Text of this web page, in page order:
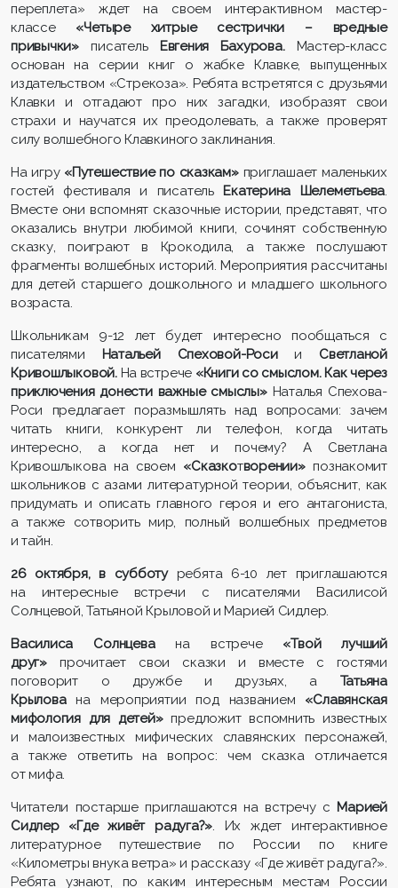
переплета» ждет на своем интерактивном мастер-
классе «Четыре хитрые сестрички – вредные
привычки»писатель Евгения Бахурова. Мастер-класс
основан на серии книг о жабке Клавке, выпущенных
издательством «Стрекоза». Ребята встретятся с друзьями
Клавки и отгадают про них загадки, изобразят свои
страхи и научатся их преодолевать, а также проверят
силу волшебного Клавкиного заклинания.
На игру «Путешествие по сказкам» приглашает маленьких
гостей фестиваля и писатель Екатерина Шелеметьева.
Вместе они вспомнят сказочные истории, представят, что
оказались внутри любимой книги, сочинят собственную
сказку, поиграют в Крокодила, а также послушают
фрагменты волшебных историй. Мероприятия рассчитаны
для детей старшего дошкольного и младшего школьного
возраста.
Школьникам 9-12 лет будет интересно пообщаться
с
писателями Натальей Спеховой-Росии Светланой
Кривошлыковой. На встрече «Книги со смыслом. Как через
приключения донести важные смыслы»Наталья Спехова-
Роси предлагает поразмышлять над вопросами: зачем
читать книги, конкурент ли телефон, когда читать
интересно, а когда нет и почему? А Светлана
Кривошлыкова на своем «Сказкотворении»познакомит
школьников с азами литературной теории, объяснит, как
придумать и описать главного героя и его антагониста,
а также сотворить мир, полный волшебных предметов
и тайн.
26 октября, в субботу ребята 6-10 лет приглашаются
на интересные встречи с писателями Василисой
Солнцевой, Татьяной Крыловой и Марией Сидлер.
Василиса Солнцевана встрече «Твой лучший
друг» прочитает свои сказки и вместе с гостями
поговорит о дружбе и друзьях, а Татьяна
Крылована мероприятии под названием «Славянская
мифология для детей»предложит вспомнить известных
и малоизвестных мифических славянских персонажей,
а также ответить на вопрос: чем сказка отличается
от мифа.
Читатели постарше приглашаются на встречу с Марией
Сидлер
«Где живёт радуга?». Их ждет интерактивное
литературное путешествие по России по книге
«Километры внука ветра» и рассказу «Где живёт радуга?».
Ребята узнают, по каким интересным местам России